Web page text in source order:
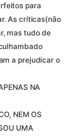
para
As críticas(não
mas tudo de
a prejudicar o
NA
NEM OS
UMA